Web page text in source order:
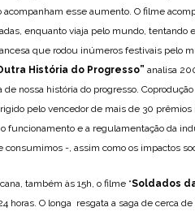
esse aumento. O filme
enquanto viaja pelo mundo,
que rodou inúmeros festivais pelo
História do Progresso” analisa
nossa história do progresso.
pelo vencedor de mais de 30
funcionamento e a regulamentação da
consumimos -, assim como os impactos
também às 15h, o filme “Soldados
horas. O longa resgata a saga de cerca